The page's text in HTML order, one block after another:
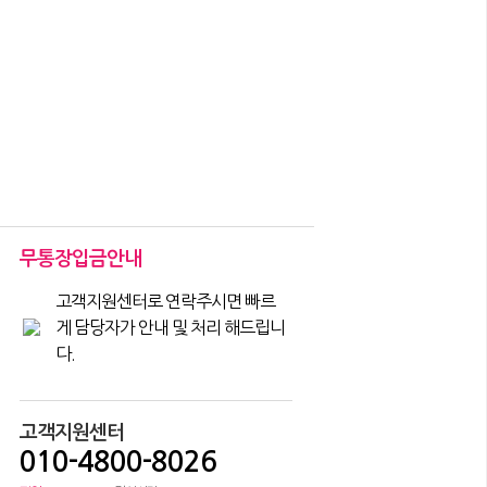
무통장입금안내
고객지원센터로 연락주시면 빠르
게 담당자가 안내 및 처리 해드립니
다.
고객지원센터
010-4800-8026